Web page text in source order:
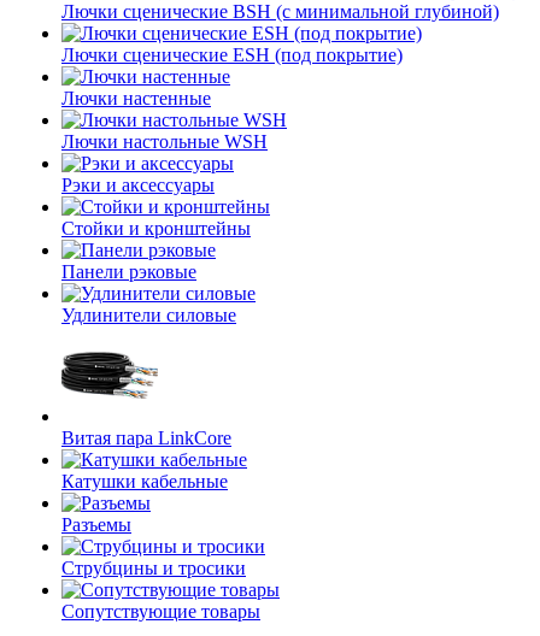
Лючки сценические BSH (с минимальной глубиной)
Лючки сценические ESH (под покрытие)
Лючки настенные
Лючки настольные WSH
Рэки и аксессуары
Стойки и кронштейны
Панели рэковые
Удлинители силовые
Витая пара LinkCore
Катушки кабельные
Разъемы
Струбцины и тросики
Сопутствующие товары